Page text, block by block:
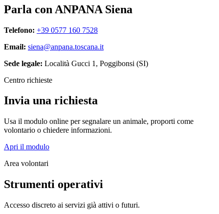
Parla con ANPANA Siena
Telefono: +39 0577 160 7528
Email: siena@anpana.toscana.it
Sede legale: Località Gucci 1, Poggibonsi (SI)
Centro richieste
Invia una richiesta
Usa il modulo online per segnalare un animale, proporti come
volontario o chiedere informazioni.
Apri il modulo
Area volontari
Strumenti operativi
Accesso discreto ai servizi già attivi o futuri.